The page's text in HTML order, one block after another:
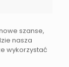
szanse,
nasza
wykorzystać